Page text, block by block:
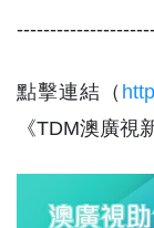
點擊連結（
《TDM澳廣視